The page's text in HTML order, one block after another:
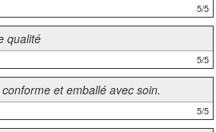
5/5
qualité
5/5
et emballé avec soin.
5/5